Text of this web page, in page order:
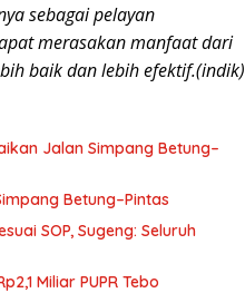
sebagai pelayan
merasakan manfaat dari
baik dan lebih efektif.(indik)
Jalan Simpang Betung–
Betung–Pintas
SOP, Sugeng: Seluruh
Miliar PUPR Tebo